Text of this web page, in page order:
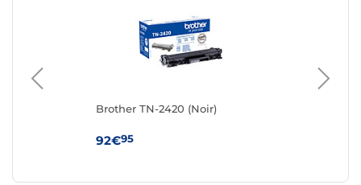
Brother TN-2420 (Noir)
92€95